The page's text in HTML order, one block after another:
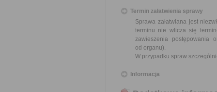
Termin załatwienia sprawy
Sprawa załatwiana jest
terminu nie wlicza się
zawieszenia postępowania
od organu).
W przypadku spraw
Informacja